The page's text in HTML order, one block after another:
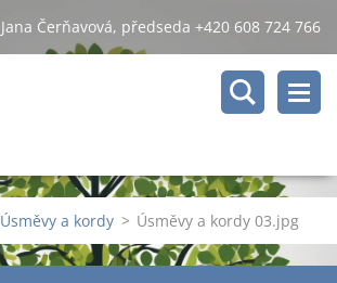
Jana Čerňavová, předseda +420 608 724 766
Úsměvy a kordy > Úsměvy a kordy 03.jpg